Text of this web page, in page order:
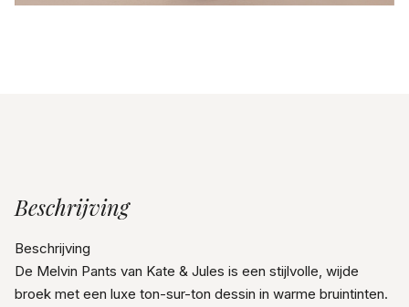
Beschrijving
Beschrijving
De Melvin Pants van Kate & Jules is een stijlvolle, wijde
broek met een luxe ton-sur-ton dessin in warme bruintinten.